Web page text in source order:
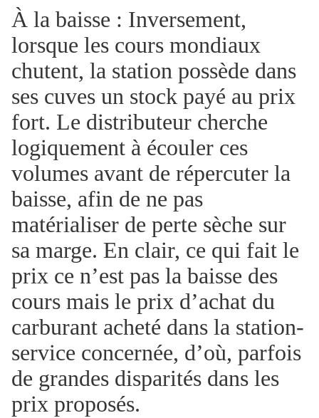
À la baisse : Inversement,
lorsque les cours mondiaux
chutent, la station possède dans
ses cuves un stock payé au prix
fort. Le distributeur cherche
logiquement à écouler ces
volumes avant de répercuter la
baisse, afin de ne pas
matérialiser de perte sèche sur
sa marge. En clair, ce qui fait le
prix ce n’est pas la baisse des
cours mais le prix d’achat du
carburant acheté dans la station-
service concernée, d’où, parfois
de grandes disparités dans les
prix proposés.